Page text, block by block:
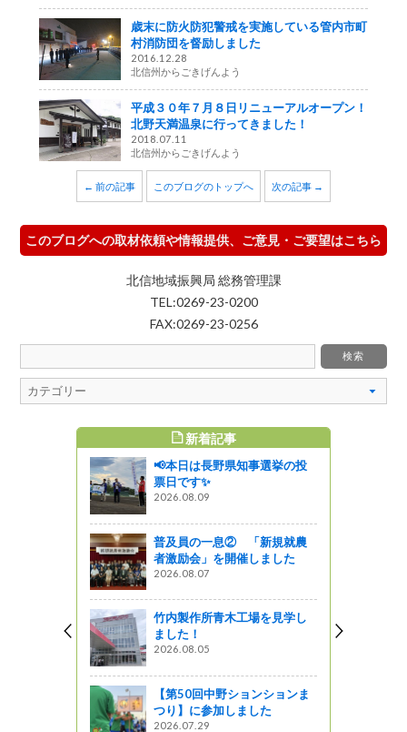
歳末に防火防犯警戒を実施している管内市町
村消防団を督励しました
2016.12.28
北信州からごきげんよう
平成３０年７月８日リニューアルオープン！
北野天満温泉に行ってきました！
2018.07.11
北信州からごきげんよう
← 前の記事 このブログのトップへ 次の記事 →
このブログへの取材依頼や情報提供、ご意見・ご要望はこちら
北信地域振興局 総務管理課
TEL:0269-23-0200
FAX:0269-23-0256
新着記事
📢本日は長野県知事選挙の投
票日です✨
2026.08.09
普及員の一息② 「新規就農
者激励会」を開催しました
2026.08.07
竹内製作所青木工場を見学し
ました！
2026.08.05
【第50回中野ションションま
つり】に参加しました
2026.07.29